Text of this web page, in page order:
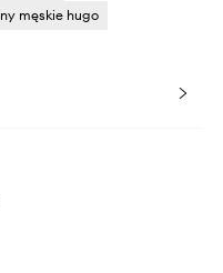
męskie hugo